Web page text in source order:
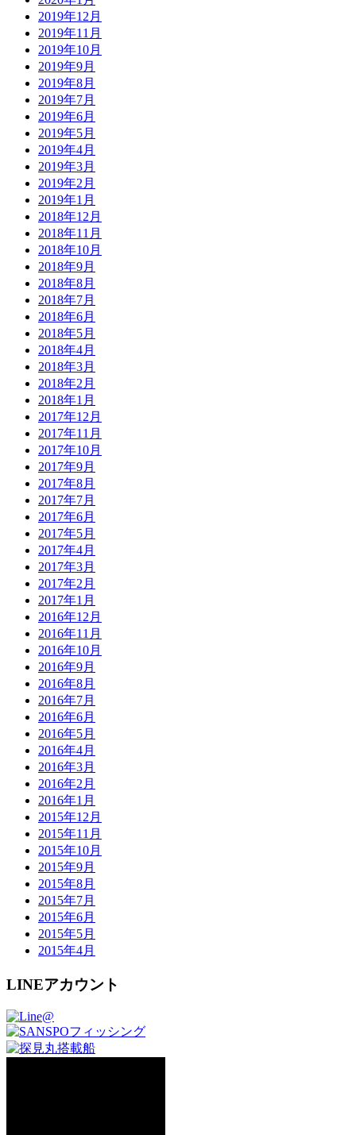
2019年12月
2019年11月
2019年10月
2019年9月
2019年8月
2019年7月
2019年6月
2019年5月
2019年4月
2019年3月
2019年2月
2019年1月
2018年12月
2018年11月
2018年10月
2018年9月
2018年8月
2018年7月
2018年6月
2018年5月
2018年4月
2018年3月
2018年2月
2018年1月
2017年12月
2017年11月
2017年10月
2017年9月
2017年8月
2017年7月
2017年6月
2017年5月
2017年4月
2017年3月
2017年2月
2017年1月
2016年12月
2016年11月
2016年10月
2016年9月
2016年8月
2016年7月
2016年6月
2016年5月
2016年4月
2016年3月
2016年2月
2016年1月
2015年12月
2015年11月
2015年10月
2015年9月
2015年8月
2015年7月
2015年6月
2015年5月
2015年4月
LINEアカウント